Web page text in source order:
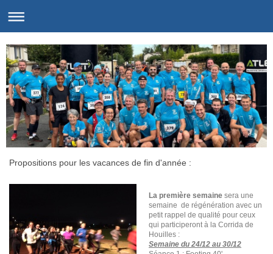
Propositions pour les vacances de fin d'année :
La première semaine sera une
semaine de régénération avec un
petit rappel de qualité pour ceux
qui participeront à la Corrida de
Houilles :
Semaine du 24/12 au 30/12